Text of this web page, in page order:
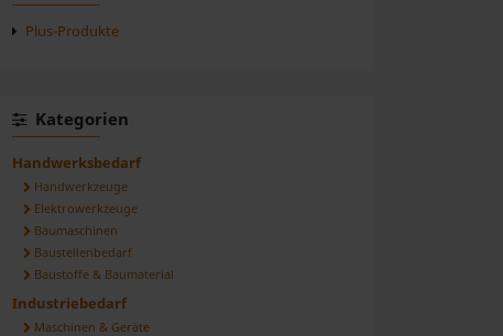
Plus-Produkte
Kategorien
Handwerksbedarf
Handwerkzeuge
Elektrowerkzeuge
Baumaschinen
Baustellenbedarf
Baustoffe & Baumaterial
Industriebedarf
Maschinen & Geräte